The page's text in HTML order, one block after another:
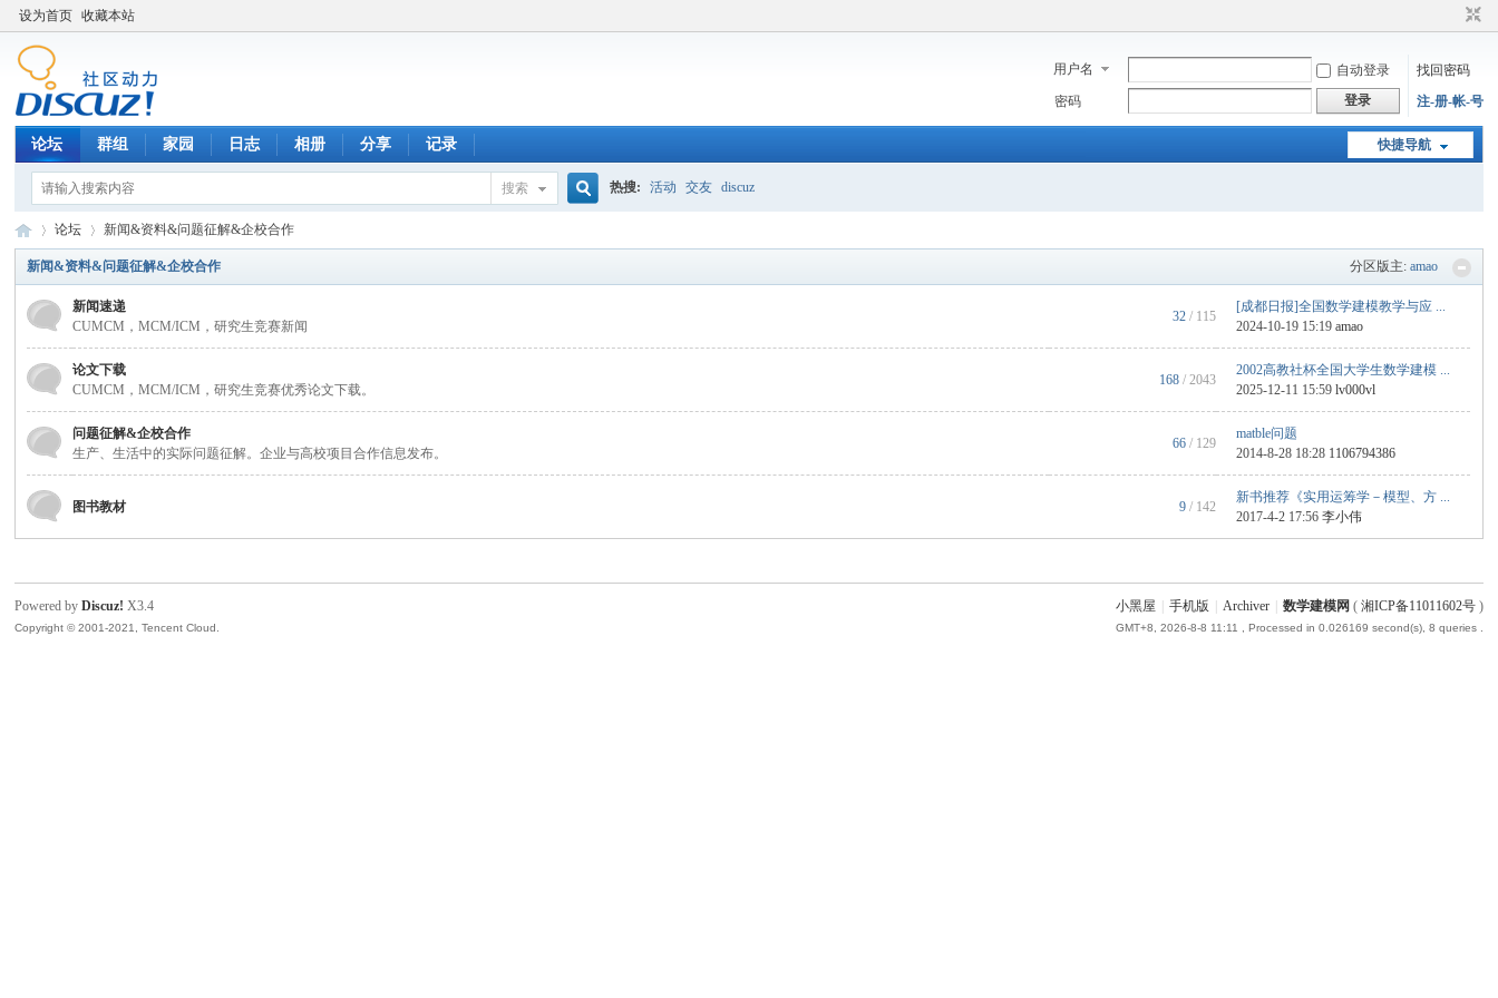
设为首页 收藏本站
用户名 自动登录
找回密码
密码
登录 注-册-帐-号
快捷导航
论坛 群组 家园 日志 相册 分享 记录
搜索 热搜: 活动 交友 discuz
»
论坛
›
新闻&资料&问题征解&企校合作
分区版主: amao
新闻&资料&问题征解&企校合作
新闻速递
CUMCM，MCM/ICM，研究生竞赛新闻
32 / 115
[成都日报]全国数学建模教学与应 ...
2024-10-19 15:19amao
论文下载
CUMCM，MCM/ICM，研究生竞赛优秀论文下载。
168 / 2043
2002高教社杯全国大学生数学建模 ...
2025-12-11 15:59lv000vl
问题征解&企校合作
生产、生活中的实际问题征解。企业与高校项目合作信息发布。
66 / 129
matble问题
2014-8-28 18:28 1106794386
图书教材 9 / 142
新书推荐《实用运筹学－模型、方 ...
2017-4-2 17:56李小伟
小黑屋 手机版 Archiver 数学建模网 ( 湘ICP备11011602号)
GMT+8, 2026-8-8 11:11 , Processed in 0.026169 second(s), 8 queries .
Powered byDiscuz! X3.4
Copyright © 2001-2021, Tencent Cloud.